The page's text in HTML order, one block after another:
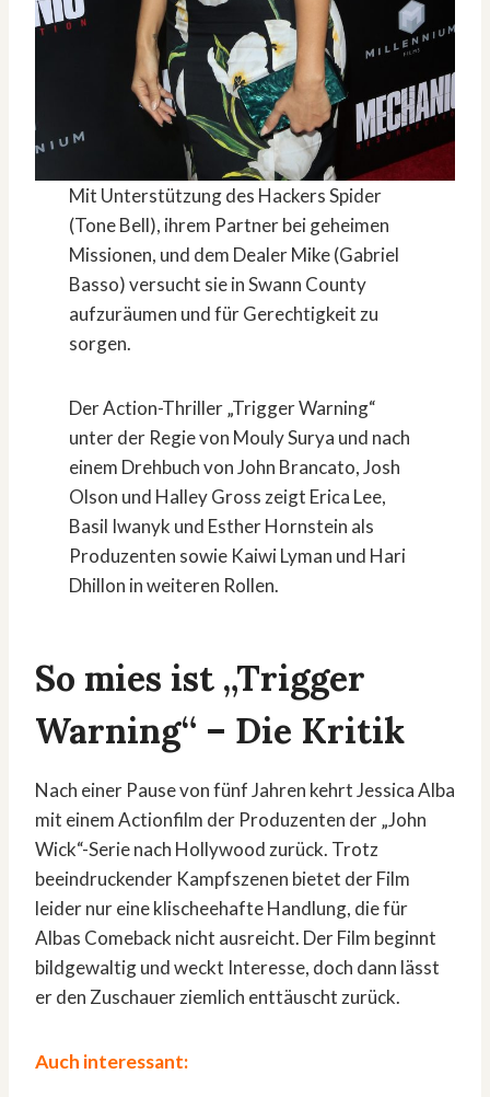
Mit Unterstützung des Hackers Spider
(Tone Bell), ihrem Partner bei geheimen
Missionen, und dem Dealer Mike (Gabriel
Basso) versucht sie in Swann County
aufzuräumen und für Gerechtigkeit zu
sorgen.
Der Action-Thriller „Trigger Warning“
unter der Regie von Mouly Surya und nach
einem Drehbuch von John Brancato, Josh
Olson und Halley Gross zeigt Erica Lee,
Basil Iwanyk und Esther Hornstein als
Produzenten sowie Kaiwi Lyman und Hari
Dhillon in weiteren Rollen.
So mies ist „Trigger
Warning“ – Die Kritik
Nach einer Pause von fünf Jahren kehrt Jessica Alba
mit einem Actionfilm der Produzenten der „John
Wick“-Serie nach Hollywood zurück. Trotz
beeindruckender Kampfszenen bietet der Film
leider nur eine klischeehafte Handlung, die für
Albas Comeback nicht ausreicht. Der Film beginnt
bildgewaltig und weckt Interesse, doch dann lässt
er den Zuschauer ziemlich enttäuscht zurück.
Auch interessant: